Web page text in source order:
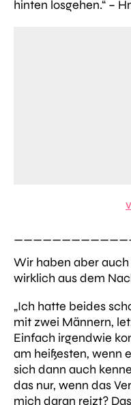
hinten losgehen.“ –
Wir haben aber
wirklich aus dem
„Ich hatte beides
mit zwei Männern,
Einfach irgendwie
am heißesten, wenn
sich dann auch
das nur, wenn das
mich daran reizt?